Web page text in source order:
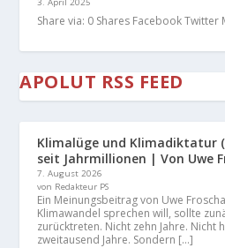
Share via: 0 Shares Facebook Twitter
APOLUT RSS FEED
Klimalüge und Klimadiktatur
seit Jahrmillionen | Von Uwe
7. August 2026
von Redakteur PS
Ein Meinungsbeitrag von Uwe
Klimawandel sprechen will, sollte
zurücktreten. Nicht zehn Jahre. Nicht
zweitausend Jahre. Sondern […]